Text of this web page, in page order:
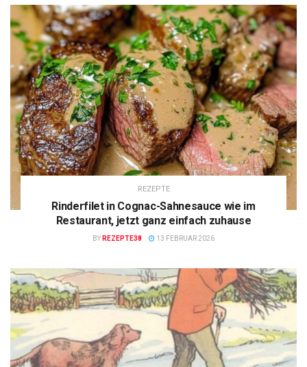
REZEPTE
Rinderfilet in Cognac-Sahnesauce wie im
Restaurant, jetzt ganz einfach zuhause
BY REZEPTE38 13 FEBRUAR 2026